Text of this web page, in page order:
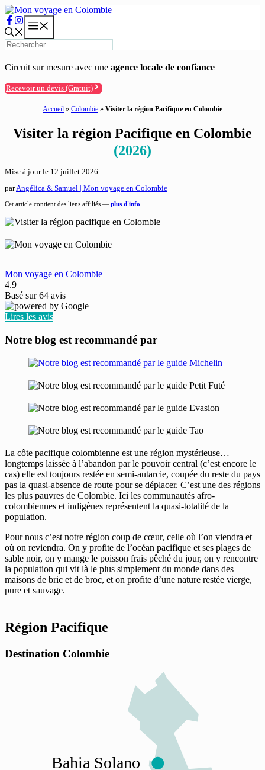
Aller
au
contenu
Circuit sur mesure avec une agence locale de confiance
Recevoir un devis (Gratuit)
Accueil » Colombie » Visiter la région Pacifique en Colombie
Visiter la région Pacifique en Colombie
(2026)
Mise à jour le 12 juillet 2026
parAngélica & Samuel | Mon voyage en Colombie
Cet article contient des liens affiliés — plus d'info
Mon voyage en Colombie
4.9
Basé sur64 avis
Lires les avis
Notre blog est recommandé par
La côte pacifique colombienne est une région mystérieuse…
longtemps laissée à l’abandon par le pouvoir central (c’est encore le
cas) elle est toujours restée en semi-autarcie, coupée du reste du pays
pas la quasi-absence de route pour se déplacer. C’est une des régions
les plus pauvres de Colombie. Ici les communautés afro-
colombiennes et indigènes représentent la quasi-totalité de la
population.
Pour nous c’est notre région coup de cœur, celle où l’on viendra et
où on reviendra. On y profite de l’océan pacifique et ses plages de
sable noir, on y mange le poisson frais pêché du jour, on y rencontre
la population qui vit là le plus simplement du monde dans des
maisons de bric et de broc, et on profite d’une nature restée vierge,
pure et sauvage.
Région Pacifique
Destination Colombie
Bahia Solano